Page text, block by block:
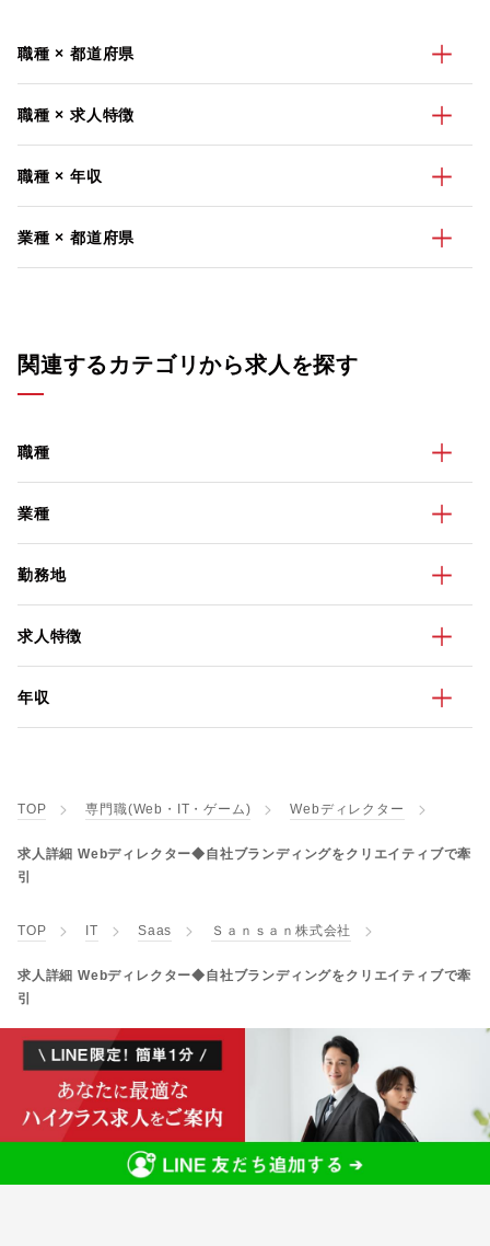
職種 × 都道府県
職種 × 求人特徴
職種 × 年収
業種 × 都道府県
関連するカテゴリから求人を探す
職種
業種
勤務地
求人特徴
年収
TOP 専門職(Web・IT・ゲーム) Webディレクター
求人詳細 Webディレクター◆自社ブランディングをクリエイティブで牽
引
TOP IT Saas Ｓａｎｓａｎ株式会社
求人詳細 Webディレクター◆自社ブランディングをクリエイティブで牽
引